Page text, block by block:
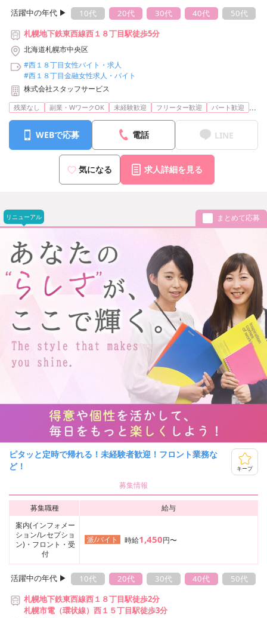
活躍中の年代 ▶︎ 10代 20代 30代 40代
50代
札幌地下鉄東西線西１８丁目駅徒歩5分
北海道札幌市中央区
#西１８丁目女性バイト・求人
#西１８丁目金融女性求人・バイト
株式会社スタッフサービス
残業なし 副業・WワークOK 未経験歓迎 フリーター歓迎 パート歓迎 ...
WEBで応募 電話 LINE
気になる 求人詳細を見る
リニューアル まとめて応募
ピタッと定時で帰れる！未経験者歓迎！フロント業務な
ど！
キープ
募集情報
募集職種
給与
案内(インフォメー
ション/レセプショ
ン)・フロント・受
付
派/バイト 時給1,450円〜
活躍中の年代 ▶︎ 10代 20代 30代 40代
50代
札幌地下鉄東西線西１８丁目駅徒歩2分
札幌市電（環状線）西１５丁目駅徒歩3分